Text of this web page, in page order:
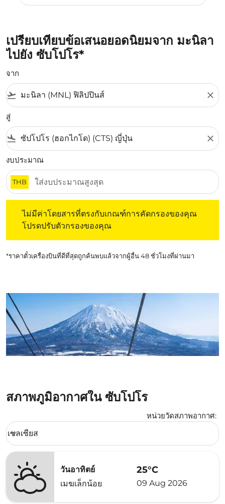
เปรียบเทียบข้อเสนอยอดนิยมจาก มะนิลา
ไปยัง ซับโปโร*
จาก
flight_takeoff close
สู่
flight_land close
งบประมาณ
THB
ไม่มีค่าโดยสารที่ตรงกับเกณฑ์การคัดกรองของคุณ
โปรดปรับตัวกรองของคุณ
*ราคาตั๋วเครื่องบินที่ดีที่สุดถูกค้นพบแล้วจากผู้อื่น 48 ชั่วโมงที่ผ่านมา
สภาพภูมิอากาศใน ซับโปโร
หน่วยวัดสภาพอากาศ:
Weather unit option เซลเซียส Selected
เซลเซียส
keyboard_arrow_down
วันอาทิตย์
เมฆเล็กน้อย
25°C
09 Aug 2026